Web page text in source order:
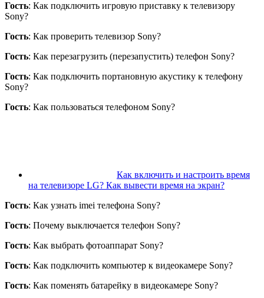
Гость: Как подключить игровую приставку к телевизору
Sony?
Гость: Как проверить телевизор Sony?
Гость: Как перезагрузить (перезапустить) телефон Sony?
Гость: Как подключить портановную акустику к телефону
Sony?
Гость: Как пользоваться телефоном Sony?
Как включить и настроить время
на телевизоре LG? Как вывести время на экран?
Гость: Как узнать imei телефона Sony?
Гость: Почему выключается телефон Sony?
Гость: Как выбрать фотоаппарат Sony?
Гость: Как подключить компьютер к видеокамере Sony?
Гость: Как поменять батарейку в видеокамере Sony?